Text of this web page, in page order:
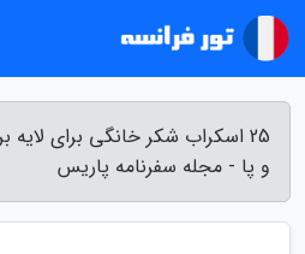
25 اسکراب شکر خانگی برای
و پا - مجله سفرنامه پاریس